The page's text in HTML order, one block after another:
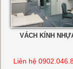
VÁCH KÍNH
Liên hệ